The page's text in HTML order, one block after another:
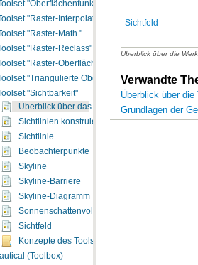
"Oberflächenfunktionen"
"Raster-Interpolation"
"Raster-Math."
"Raster-Reclass"
"Raster-Oberfläche"
"Triangulierte Oberfläche"
"Sichtbarkeit"
Überblick über das Toolset "Sichtbarkeit"
Sichtlinien konstruieren
Sichtlinie
Beobachterpunkte
Skyline
Skyline-Barriere
Skyline-Diagramm
Sonnenschattenvolumen
Sichtfeld
Konzepte des Toolsets "Sichtbarkeit"
(Toolbox)
Sichtfeld
Überblick über die
Verwandte
Überblick über
Grundlagen der